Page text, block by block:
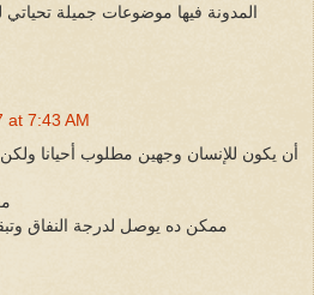
المدونة فيها موضوعات جميلة تحياتي
at 7:43 AM
أن يكون للإنسان وجهين مطلوب أحيانا
ممكن ده يوصل لدرجة النفاق